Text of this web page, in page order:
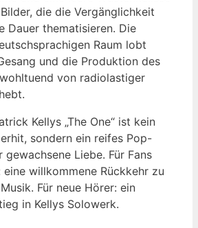
die die Vergänglichkeit
Dauer thematisieren. Die
Raum lobt
und die Produktion des
von radiolastiger
Kellys „The One“ ist kein
sondern ein reifes Pop-
gewachsene Liebe. Für Fans
eine willkommene Rückkehr zu
Für neue Hörer: ein
in Kellys Solowerk.